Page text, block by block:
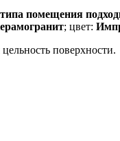
помещения
; цвет:
поверхности.